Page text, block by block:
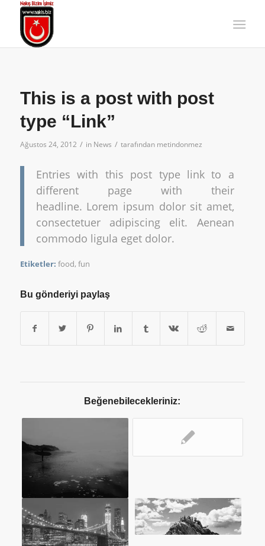
This is a post with post
type “Link”
Ağustos 24, 2012 / in News / tarafından metindonmez
Entries with this post type link to a
different page with their
headline. Lorem ipsum dolor sit amet,
consectetuer adipiscing elit. Aenean
commodo ligula eget dolor.
Etiketler: food, fun
Bu gönderiyi paylaş
Beğenebilecekleriniz: